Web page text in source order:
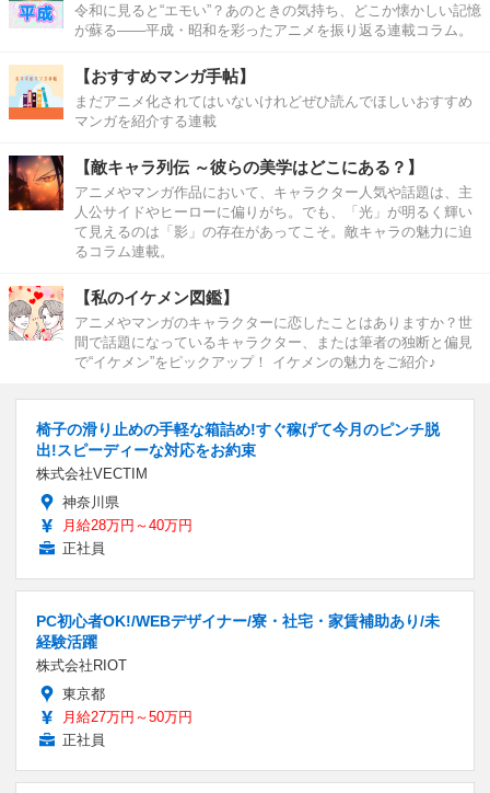
令和に見ると“エモい”？あのときの気持ち、どこか懐かしい記憶
が蘇る――平成・昭和を彩ったアニメを振り返る連載コラム。
【おすすめマンガ手帖】
まだアニメ化されてはいないけれどぜひ読んでほしいおすすめ
マンガを紹介する連載
【敵キャラ列伝 ～彼らの美学はどこにある？】
アニメやマンガ作品において、キャラクター人気や話題は、主
人公サイドやヒーローに偏りがち。でも、「光」が明るく輝い
て見えるのは「影」の存在があってこそ。敵キャラの魅力に迫
るコラム連載。
【私のイケメン図鑑】
アニメやマンガのキャラクターに恋したことはありますか？世
間で話題になっているキャラクター、または筆者の独断と偏見
で“イケメン”をピックアップ！ イケメンの魅力をご紹介♪
椅子の滑り止めの手軽な箱詰め!すぐ稼げて今月のピンチ脱
出!スピーディーな対応をお約束
株式会社VECTIM
神奈川県
月給28万円～40万円
正社員
PC初心者OK!/WEBデザイナー/寮・社宅・家賃補助あり/未
経験活躍
株式会社RIOT
東京都
月給27万円～50万円
正社員